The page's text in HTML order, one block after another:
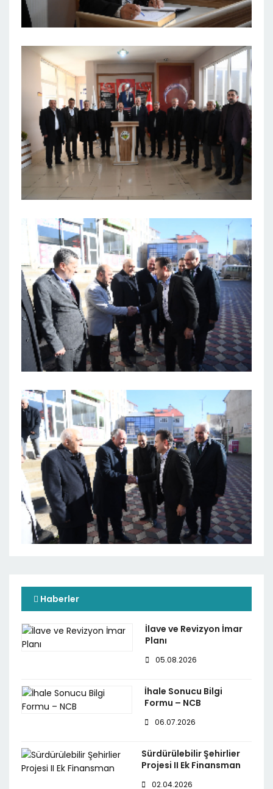
Haberler
İlave ve Revizyon İmar
Planı
05.08.2026
İhale Sonucu Bilgi
Formu – NCB
06.07.2026
Sürdürülebilir Şehirlier
Projesi II Ek Finansman
02.04.2026